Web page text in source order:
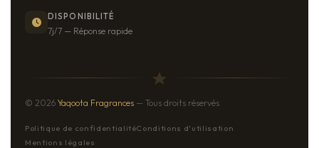
DISPONIBILITÉ
7j/7 — Réponse rapide
© 2026 Yaqoota Fragrances — Tous droits réservés
Politique de confidentialitéConditions d'utilisation
Mentions légales